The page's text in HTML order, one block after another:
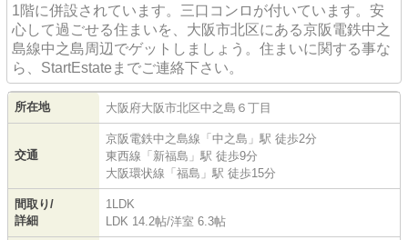
1階に併設されています。三口コンロが付いています。安
心して過ごせる住まいを、大阪市北区にある京阪電鉄中之
島線中之島周辺でゲットしましょう。住まいに関する事な
ら、StartEstateまでご連絡下さい。
所在地 大阪府大阪市北区中之島 ６丁目
交通
京阪電鉄中之島線 「 中之島 」駅 徒歩2分
東西線 「 新福島 」駅 徒歩9分
大阪環状線 「 福島 」駅 徒歩15分
間取り/
詳細
1LDK
LDK 14.2帖/洋室 6.3帖